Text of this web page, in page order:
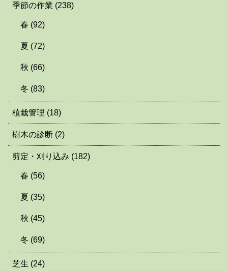
季節の作業 (238)
春 (92)
夏 (72)
秋 (66)
冬 (83)
植栽管理 (18)
樹木の診断 (2)
剪定・刈り込み (182)
春 (56)
夏 (35)
秋 (45)
冬 (69)
芝生 (24)